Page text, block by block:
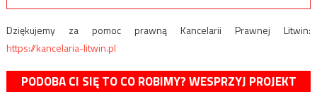
Dziękujemy za pomoc prawną Kancelarii Prawnej Litwin:
https://kancelaria-litwin.pl
PODOBA CI SIĘ TO CO ROBIMY? WESPRZYJ PROJEKT